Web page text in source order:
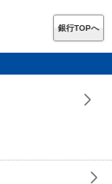
銀行TOPへ